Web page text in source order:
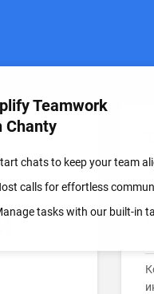
Teamwork
Chanty
chats to keep your team
calls for effortless
tasks with our built-in